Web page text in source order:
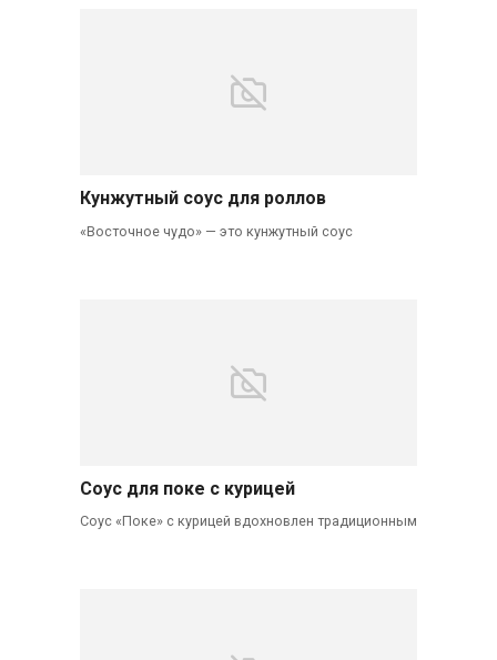
Кунжутный соус для роллов
«Восточное чудо» — это кунжутный соус
Соус для поке с курицей
Соус «Поке» с курицей вдохновлен традиционным